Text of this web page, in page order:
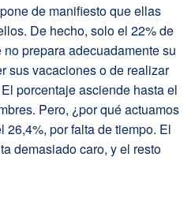
de manifiesto que ellas
De hecho, solo el 22% de
prepara adecuadamente su
sus vacaciones o de realizar
porcentaje asciende hasta el
Pero, ¿por qué actuamos
26,4%, por falta de tiempo. El
demasiado caro, y el resto